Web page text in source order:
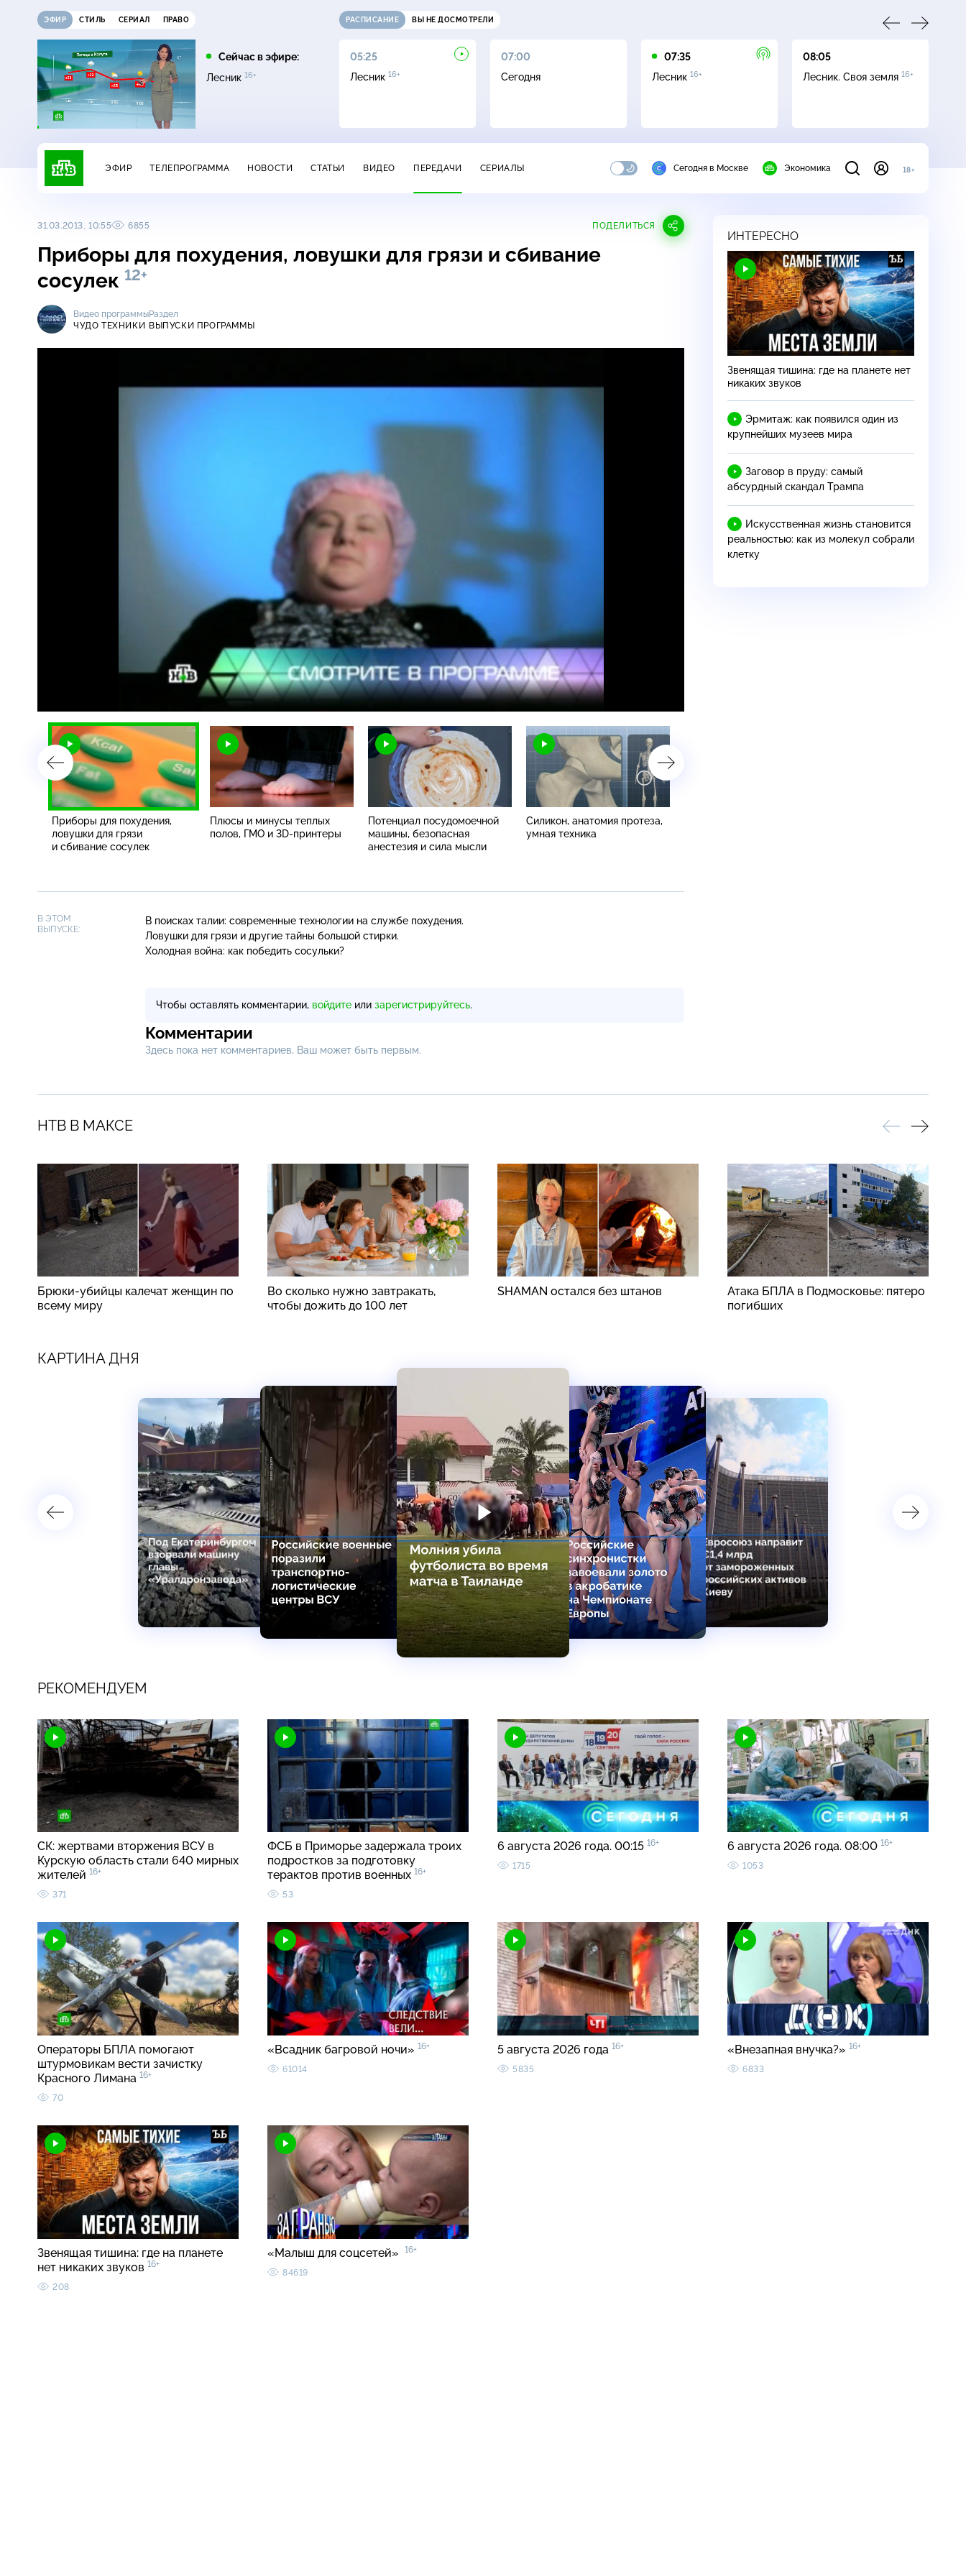
ЭФИР СТИЛЬ СЕРИАЛ ПРАВО
Сейчас в эфире:
Лесник 16+
РАСПИСАНИЕ ВЫ НЕ ДОСМОТРЕЛИ
03:30
Утро. Самое лучшее16+
05:00
Сегодня
05:25
Лесник 16+
07:00
Сегодня
07:35
Лесник 16+
08:05
Лесник. Своя земля 16+
ЭФИР ТЕЛЕПРОГРАММА НОВОСТИ СТАТЬИ ВИДЕО ПЕРЕДАЧИ СЕРИАЛЫ Сегодня в Москве Экономика 18+
31.03.2013, 10:55 6855 ПОДЕЛИТЬСЯ
Приборы для похудения, ловушки для грязи и сбивание
сосулек 12+
Видео программы
ЧУДО ТЕХНИКИ
Раздел
ВЫПУСКИ ПРОГРАММЫ
Приборы для похудения,
ловушки для грязи
и сбивание сосулек
Плюсы и минусы теплых
полов, ГМО и 3D-принтеры
Потенциал посудомоечной
машины, безопасная
анестезия и сила мысли
Силикон, анатомия протеза,
умная техника
В ЭТОМ
ВЫПУСКЕ:
В поисках талии: современные технологии на службе похудения.
Ловушки для грязи и другие тайны большой стирки.
Холодная война: как победить сосульки?
Чтобы оставлять комментарии, войдите или зарегистрируйтесь.
Комментарии
Здесь пока нет комментариев, Ваш может быть первым.
ИНТЕРЕСНО
Звенящая тишина: где на планете нет
никаких звуков
Эрмитаж: как появился один из
крупнейших музеев мира
Заговор в пруду: самый
абсурдный скандал Трампа
Искусственная жизнь становится
реальностью: как из молекул собрали
клетку
НТВ В МАКСЕ
Брюки-убийцы калечат женщин по
всему миру
Во сколько нужно завтракать,
чтобы дожить до 100 лет
SHAMAN остался без штанов
Атака БПЛА в Подмосковье: пятеро
погибших
КАРТИНА ДНЯ
РЕКОМЕНДУЕМ
СК: жертвами вторжения ВСУ в
Курскую область стали 640 мирных
жителей 16+
371
ФСБ в Приморье задержала троих
подростков за подготовку
терактов против военных 16+
53
6 августа 2026 года. 00:15 16+
1715
6 августа 2026 года. 08:00 16+
1053
Операторы БПЛА помогают
штурмовикам вести зачистку
Красного Лимана 16+
70
«Всадник багровой ночи» 16+
61014
5 августа 2026 года 16+
5835
«Внезапная внучка?» 16+
6833
Звенящая тишина: где на планете
нет никаких звуков 16+
208
«Малыш для соцсетей» 16+
84619